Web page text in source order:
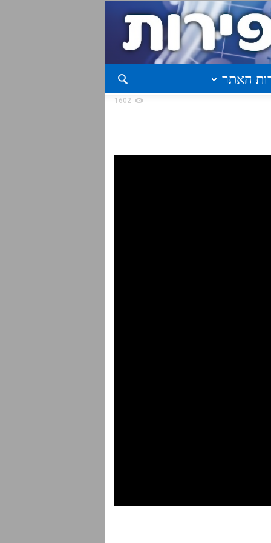
האתר
1602